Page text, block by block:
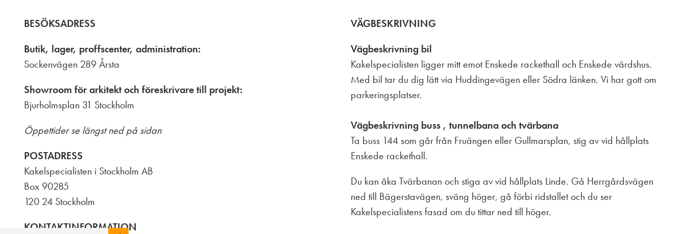
BESÖKSADRESS
Butik, lager, proffscenter, administration:
Sockenvägen 289 Årsta
Showroom för arkitekt och föreskrivare till projekt:
Bjurholmsplan 31 Stockholm
Öppettider se längst ned på sidan
POSTADRESS
Kakelspecialisten i Stockholm AB
Box 90285
120 24 Stockholm
KONTAKTINFORMATION
VÄGBESKRIVNING
Vägbeskrivning bil
Kakelspecialisten ligger mitt emot Enskede rackethall och Enskede värdshus.
Med bil tar du dig lätt via Huddingevägen eller Södra länken. Vi har gott om
parkeringsplatser.
Vägbeskrivning buss , tunnelbana och tvärbana
Ta buss 144 som går från Fruängen eller Gullmarsplan, stig av vid hållplats
Enskede rackethall.
Du kan åka Tvärbanan och stiga av vid hållplats Linde. Gå Herrgårdsvägen
ned till Bägerstavägen, sväng höger, gå förbi ridstallet och du ser
Kakelspecialistens fasad om du tittar ned till höger.